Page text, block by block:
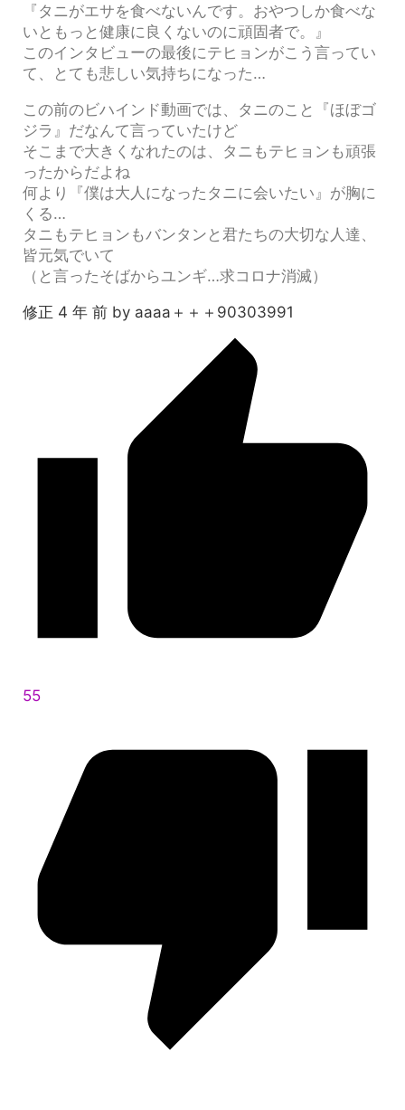
『タニがエサを食べないんです。おやつしか食べな
いともっと健康に良くないのに頑固者で。』
このインタビューの最後にテヒョンがこう言ってい
て、とても悲しい気持ちになった…
この前のビハインド動画では、タニのこと『ほぼゴ
ジラ』だなんて言っていたけど
そこまで大きくなれたのは、タニもテヒョンも頑張
ったからだよね
何より『僕は大人になったタニに会いたい』が胸に
くる…
タニもテヒョンもバンタンと君たちの大切な人達、
皆元気でいて
（と言ったそばからユンギ…求コロナ消滅）
修正 4 年 前 by aaaa＋＋＋90303991
55